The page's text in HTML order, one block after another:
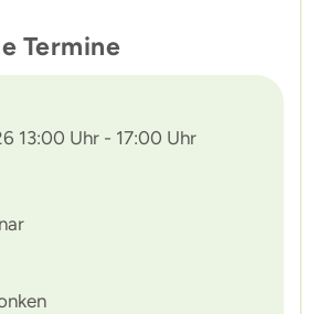
Termine
13:00 Uhr - 17:00 Uhr